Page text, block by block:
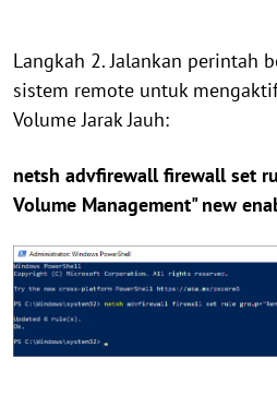
Langkah 2. Jalankan perintah
sistem remote untuk
Volume Jarak Jauh:
netsh advfirewall firewall set
Volume Management" new